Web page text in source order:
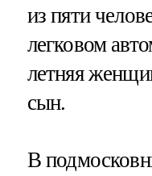
из пяти
легковом
летняя
сын.
В